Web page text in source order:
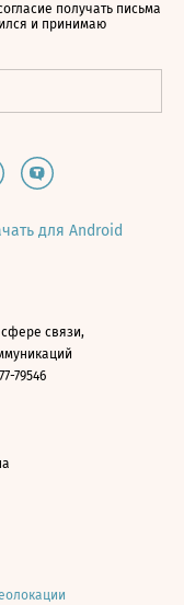
получать письма
и принимаю
для Android
связи,
79546